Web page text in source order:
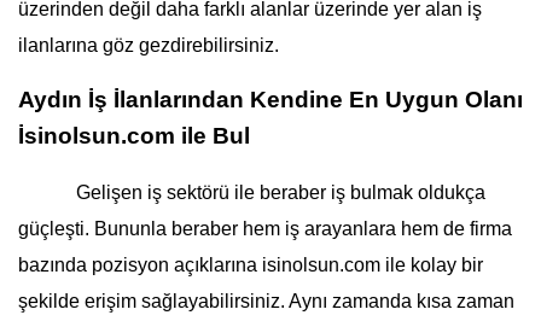
üzerinden değil daha farklı alanlar üzerinde yer alan iş
ilanlarına göz gezdirebilirsiniz.
Aydın İş İlanlarından Kendine En Uygun Olanı
İsinolsun.com ile Bul
Gelişen iş sektörü ile beraber iş bulmak oldukça
güçleşti. Bununla beraber hem iş arayanlara hem de firma
bazında pozisyon açıklarına isinolsun.com ile kolay bir
şekilde erişim sağlayabilirsiniz. Aynı zamanda kısa zaman